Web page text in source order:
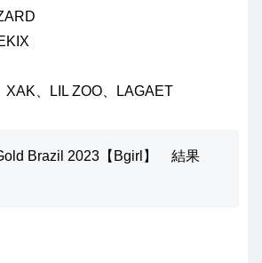
XAK、LIL ZOO、LAGAET
Brazil 2023【Bgirl】 結果